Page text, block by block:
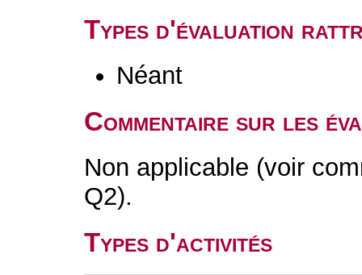
Types d'évaluation
Néant
Commentaire sur les
Non applicable (voir
Q2).
Types d'activités